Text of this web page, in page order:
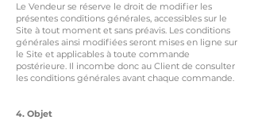
Le Vendeur se réserve le droit de modifier les
présentes conditions générales, accessibles sur le
Site à tout moment et sans préavis. Les conditions
générales ainsi modifiées seront mises en ligne sur
le Site et applicables à toute commande
postérieure. Il incombe donc au Client de consulter
les conditions générales avant chaque commande.
4. Objet